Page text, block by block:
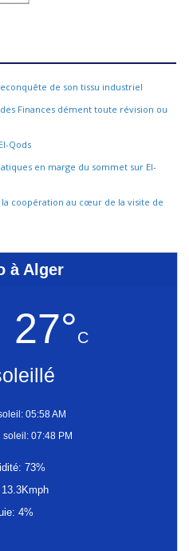
de son tissu industriel
Finances dément toute révision ou
Qods
en marge du sommet sur El-
coopération au cœur de la visite de
à Alger
27°C
05:58 AM
07:48 PM
73%
4%